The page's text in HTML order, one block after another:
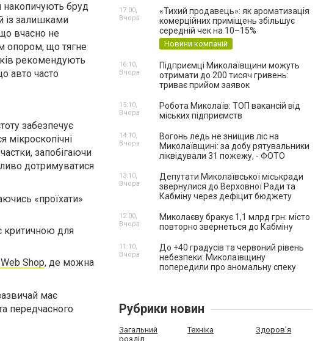
накопичують бруд
із залишками
вчасно не
опором, що тягне
рекомендують
авто часто
забезпечує
мікроскопічні
запобігаючи
дотримуватися
«проїхати»
критичною для
Shop, де можна
має
передчасного
«Тихий продавець»: як ароматизація
комерційних приміщень збільшує
середній чек на 10–15%
Новини компаній
17:00,
Вчора
Підприємці Миколаївщини можуть
отримати до 200 тисяч гривень:
триває прийом заявок
16:10,
Вчора
Робота Миколаїв: ТОП вакансій від
міських підприємств
15:10,
Вчора
Вогонь ледь не знищив ліс на
Миколаївщині: за добу рятувальники
ліквідували 31 пожежу, - ФОТО
14:10,
Вчора
Депутати Миколаївської міськради
звернулися до Верховної Ради та
Кабміну через дефіцит бюджету
13:10,
Вчора
Миколаєву бракує 1,1 млрд грн: місто
повторно звернеться до Кабміну
12:00,
Вчора
До +40 градусів та червоний рівень
небезпеки: Миколаївщину
попередили про аномальну спеку
11:10,
Вчора
Рубрики новин
Загальний
розділ
Техніка Здоров'я